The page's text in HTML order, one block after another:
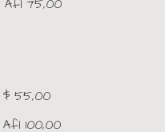
Afl 75,00
$ 55,00
Afl 100,00